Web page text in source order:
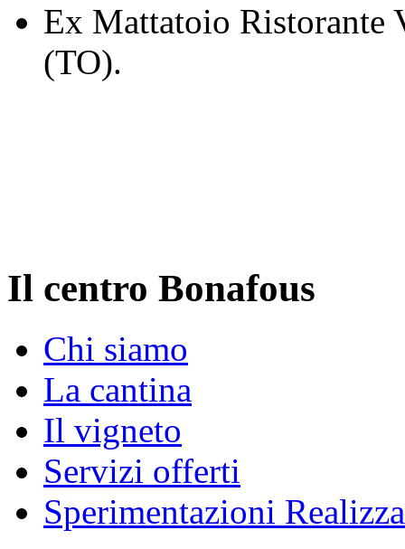
Ex Mattatoio
(TO).
Il centro Bonafous
Chi siamo
La cantina
Il vigneto
Servizi offerti
Sperimentazioni